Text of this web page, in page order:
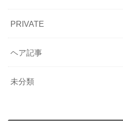
PRIVATE
ヘア記事
未分類